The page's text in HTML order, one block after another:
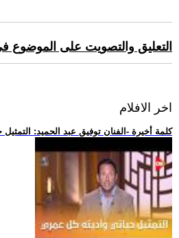
التعليق والتصويت على الموضوع
اخر الافلام
.. كلمة أخيرة -الفنان توفيق عبد الحميد: